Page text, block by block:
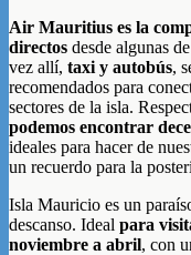
Air Mauritius es la
directos desde algunas
vez allí, taxi y autobús,
recomendados para
sectores de la isla.
podemos encontrar
ideales para hacer de
un recuerdo para la
Isla Mauricio es un
descanso. Ideal para
noviembre a abril, con